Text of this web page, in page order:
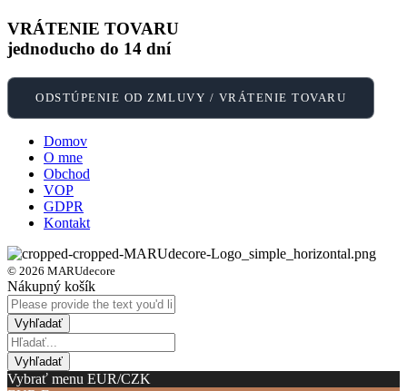
VRÁTENIE TOVARU
jednoducho do 14 dní
ODSTÚPENIE OD ZMLUVY / VRÁTENIE TOVARU
Domov
O mne
Obchod
VOP
GDPR
Kontakt
© 2026 MARUdecore
Nákupný košík
Vybrať menu EUR/CZK